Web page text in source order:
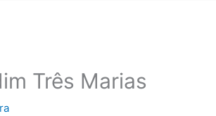
Três Marias